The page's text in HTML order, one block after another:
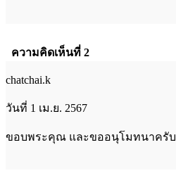
ความคิดเห็นที่ 2
chatchai.k
วันที่ 1 เม.ย. 2567
ขอบพระคุณ และขออนุโมทนาครับ